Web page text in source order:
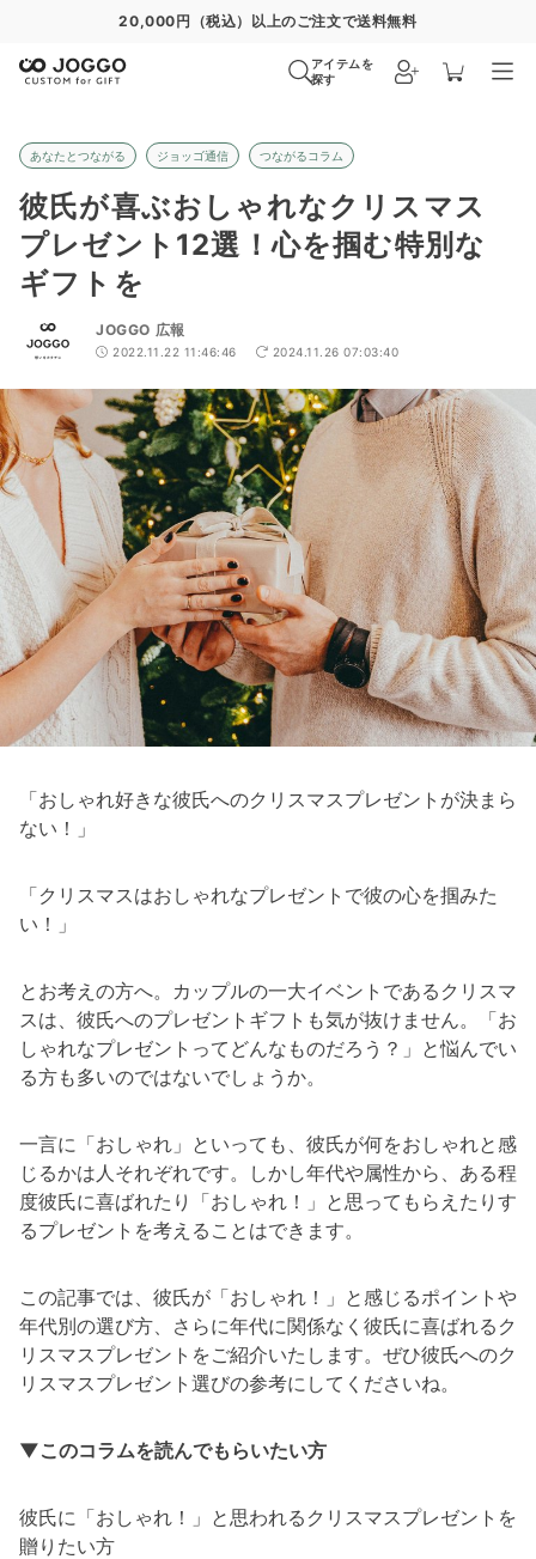
通常便 8/30 特急便 8/24 超特急便−
アイテムを
探す
あなたとつながる ジョッゴ通信 つながるコラム
彼氏が喜ぶおしゃれなクリスマス
プレゼント12選！心を掴む特別な
ギフトを
JOGGO 広報
2022.11.22 11:46:46 2024.11.26 07:03:40
「おしゃれ好きな彼氏へのクリスマスプレゼントが決まら
ない！」
「クリスマスはおしゃれなプレゼントで彼の心を掴みた
い！」
とお考えの方へ。カップルの一大イベントであるクリスマ
スは、彼氏へのプレゼントギフトも気が抜けません。「お
しゃれなプレゼントってどんなものだろう？」と悩んでい
る方も多いのではないでしょうか。
一言に「おしゃれ」といっても、彼氏が何をおしゃれと感
じるかは人それぞれです。しかし年代や属性から、ある程
度彼氏に喜ばれたり「おしゃれ！」と思ってもらえたりす
るプレゼントを考えることはできます。
この記事では、彼氏が「おしゃれ！」と感じるポイントや
年代別の選び方、さらに年代に関係なく彼氏に喜ばれるク
リスマスプレゼントをご紹介いたします。ぜひ彼氏へのク
リスマスプレゼント選びの参考にしてくださいね。
▼このコラムを読んでもらいたい方
彼氏に「おしゃれ！」と思われるクリスマスプレゼントを
贈りたい方